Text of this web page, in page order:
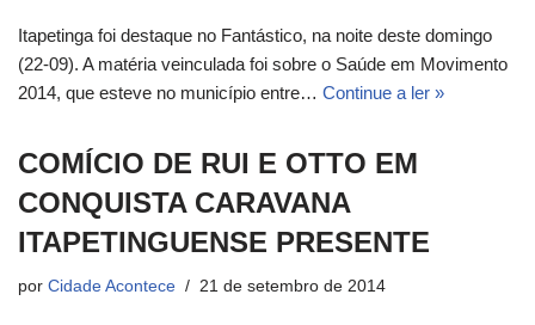
Itapetinga foi destaque no Fantástico, na noite deste domingo
(22-09). A matéria veinculada foi sobre o Saúde em Movimento
2014, que esteve no município entre… Continue a ler »
COMÍCIO DE RUI E OTTO EM
CONQUISTA CARAVANA
ITAPETINGUENSE PRESENTE
por Cidade Acontece 21 de setembro de 2014